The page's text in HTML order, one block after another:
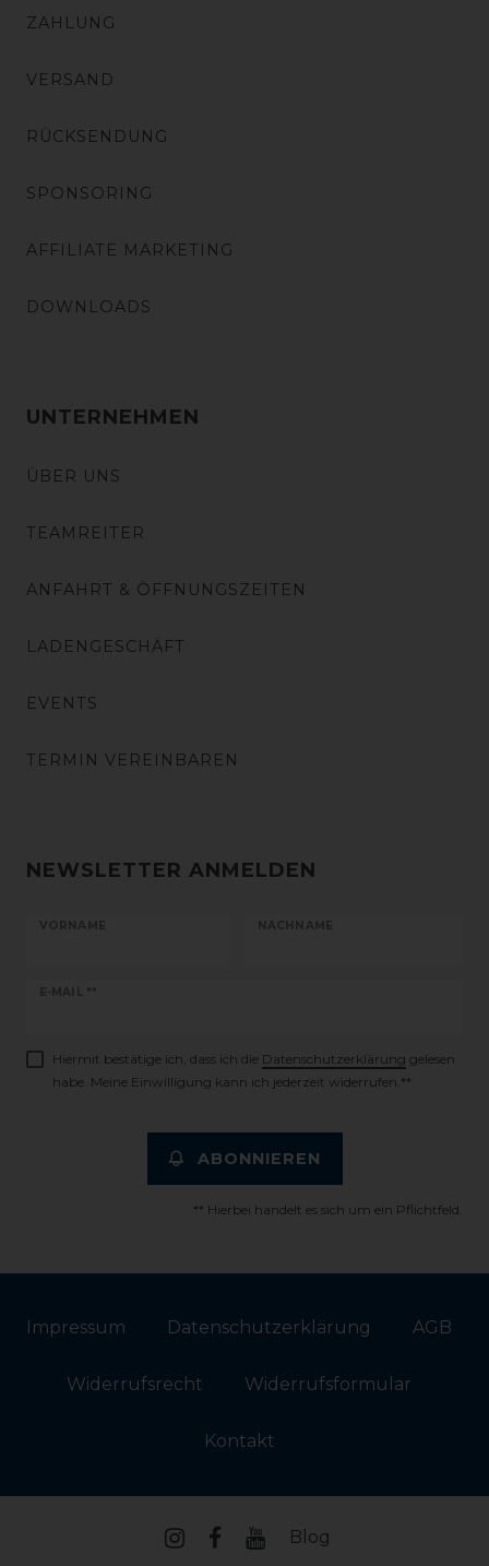
ZAHLUNG
VERSAND
RÜCKSENDUNG
SPONSORING
AFFILIATE MARKETING
DOWNLOADS
UNTERNEHMEN
ÜBER UNS
TEAMREITER
ANFAHRT & ÖFFNUNGSZEITEN
LADENGESCHÄFT
EVENTS
TERMIN VEREINBAREN
NEWSLETTER ANMELDEN
VORNAME NACHNAME
E-MAIL **
Newsletter
Hiermit bestätige ich, dass ich die Daten­schutz­erklärung gelesen
habe. Meine Einwilligung kann ich jederzeit widerrufen.**
ABONNIEREN
** Hierbei handelt es sich um ein Pflichtfeld.
Impressum Daten­schutz­erklärung AGB
Widerrufs­recht Widerrufs­formular
Kontakt
Blog